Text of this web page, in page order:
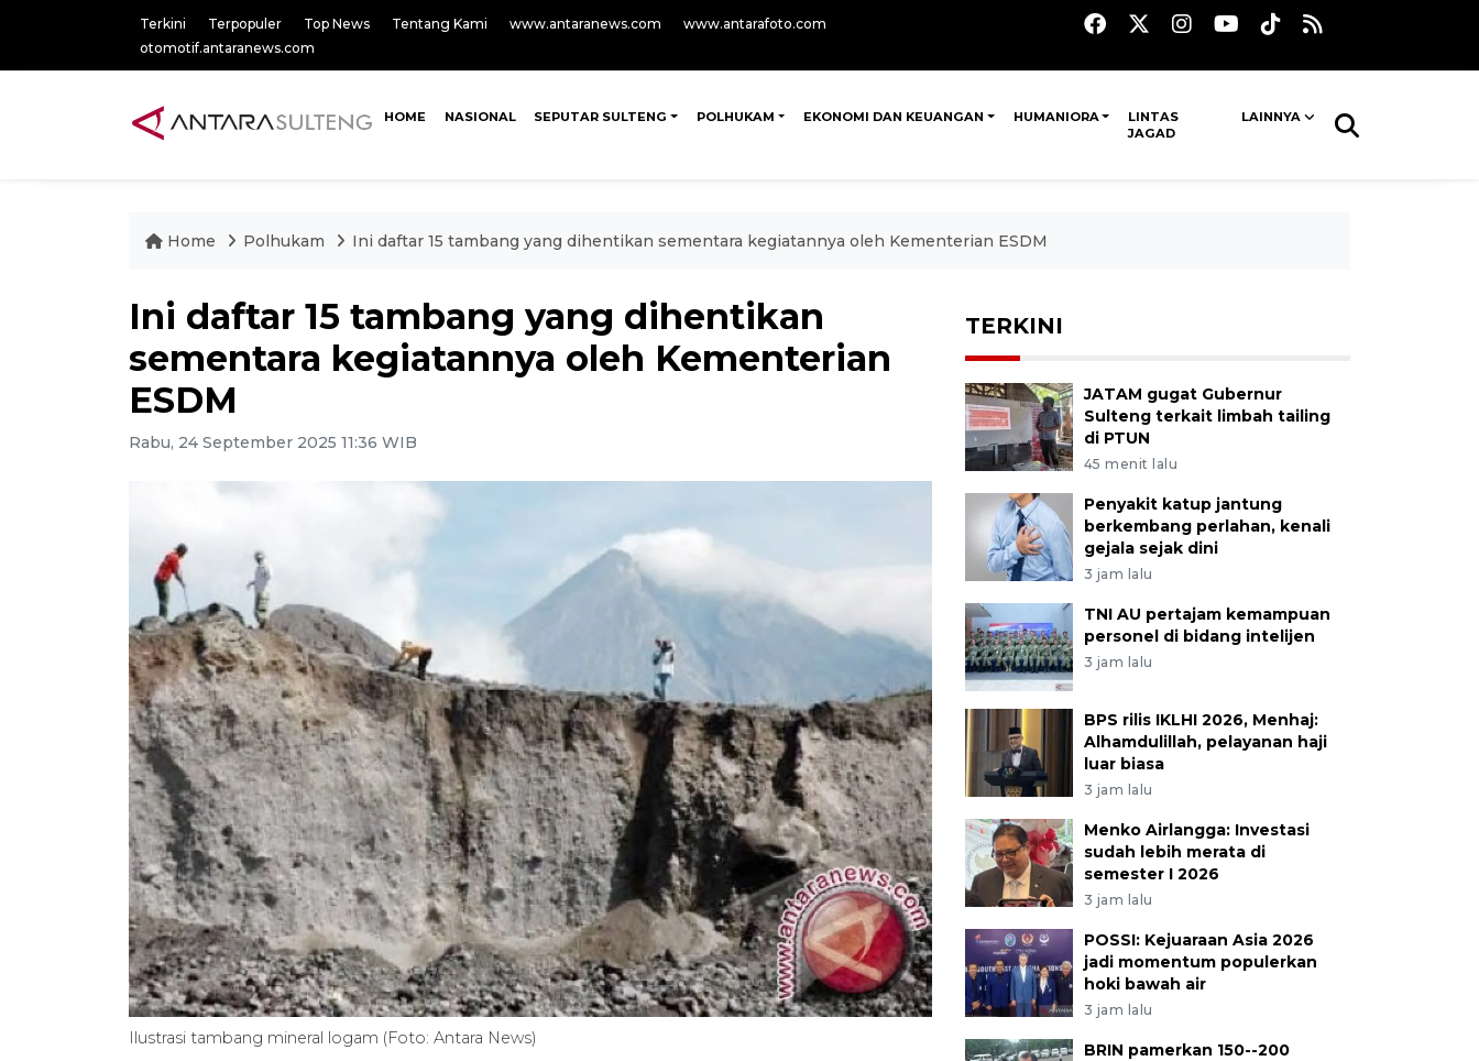
Terkini Terpopuler Top News Tentang Kami www.antaranews.com
www.antarafoto.com
otomotif.antaranews.com
HOME NASIONAL SEPUTAR SULTENG POLHUKAM EKONOMI DAN KEUANGAN HUMANIORA
LINTAS
JAGAD
LAINNYA
Home Polhukam Ini daftar 15 tambang yang dihentikan sementara kegiatannya oleh Kementerian ESDM
Ini daftar 15 tambang yang dihentikan
sementara kegiatannya oleh Kementerian
ESDM
Rabu, 24 September 2025 11:36 WIB
Ilustrasi tambang mineral logam (Foto: Antara News)
TERKINI
JATAM gugat Gubernur
Sulteng terkait limbah tailing
di PTUN
45 menit lalu
Penyakit katup jantung
berkembang perlahan, kenali
gejala sejak dini
3 jam lalu
TNI AU pertajam kemampuan
personel di bidang intelijen
3 jam lalu
BPS rilis IKLHI 2026, Menhaj:
Alhamdulillah, pelayanan haji
luar biasa
3 jam lalu
Menko Airlangga: Investasi
sudah lebih merata di
semester I 2026
3 jam lalu
POSSI: Kejuaraan Asia 2026
jadi momentum populerkan
hoki bawah air
3 jam lalu
BRIN pamerkan 150--200